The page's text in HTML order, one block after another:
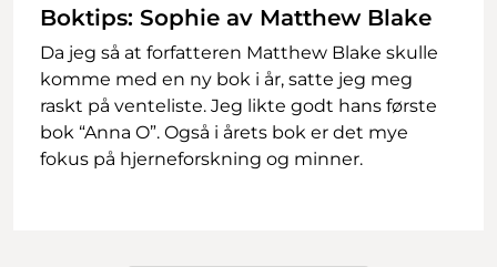
Boktips: Sophie av Matthew Blake
Da jeg så at forfatteren Matthew Blake skulle
komme med en ny bok i år, satte jeg meg
raskt på venteliste. Jeg likte godt hans første
bok “Anna O”. Også i årets bok er det mye
fokus på hjerneforskning og minner.